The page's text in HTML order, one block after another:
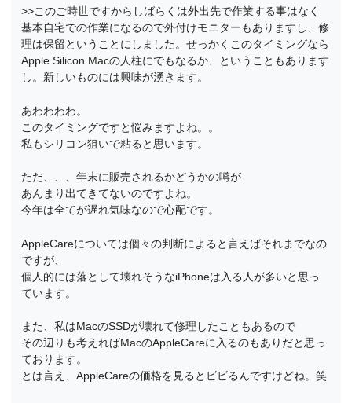
>>このご時世ですからしばらくは外出先で作業する事はなく
基本自宅での作業になるので外付けモニターもありますし、修
理は保留ということにしました。せっかくこのタイミングなら
Apple Silicon Macの人柱にでもなるか、ということもあります
し。新しいものには興味が湧きます。
あわわわわ。
このタイミングですと悩みますよね。。
私もシリコン狙いで粘ると思います。
ただ、、、年末に販売されるかどうかの噂が
あんまり出てきてないのですよね。
今年は全てが遅れ気味なので心配です。
AppleCareについては個々の判断によると言えばそれまでなの
ですが、
個人的には落として壊れそうなiPhoneは入る人が多いと思っ
ています。
また、私はMacのSSDが壊れて修理したこともあるので
その辺りも考えればMacのAppleCareに入るのもありだと思っ
ております。
とは言え、AppleCareの価格を見るとビビるんですけどね。笑